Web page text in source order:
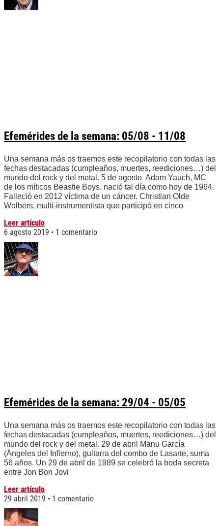
Efemérides de la semana: 05/08 - 11/08
Una semana más os traemos este recopilatorio con todas las
fechas destacadas (cumpleaños, muertes, reediciones…) del
mundo del rock y del metal. 5 de agosto Adam Yauch, MC
de los míticos Beastie Boys, nació tal día como hoy de 1964.
Falleció en 2012 víctima de un cáncer. Christian Olde
Wolbers, multi-instrumentista que participó en cinco
Leer artículo
6 agosto 2019
1 comentario
Efemérides de la semana: 29/04 - 05/05
Una semana más os traemos este recopilatorio con todas las
fechas destacadas (cumpleaños, muertes, reediciones…) del
mundo del rock y del metal. 29 de abril Manu García
(Ángeles del Infierno), guitarra del combo de Lasarte, suma
56 años. Un 29 de abril de 1989 se celebró la boda secreta
entre Jon Bon Jovi
Leer artículo
29 abril 2019
1 comentario